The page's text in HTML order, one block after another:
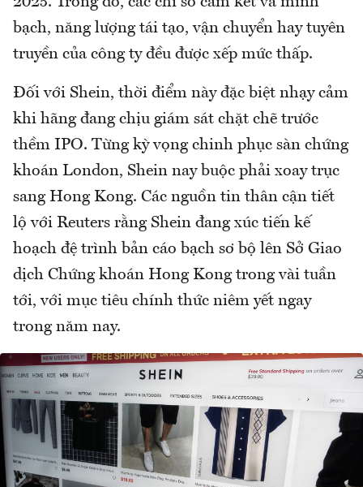
bạch, năng lượng tái tạo, vận chuyển hay tuyên
truyền của công ty đều được xếp mức thấp.
Đối với Shein, thời điểm này đặc biệt nhạy cảm
khi hãng đang chịu giám sát chặt chẽ trước
thềm IPO. Từng kỳ vọng chinh phục sàn chứng
khoán London, Shein nay buộc phải xoay trục
sang Hong Kong. Các nguồn tin thân cận tiết
lộ với Reuters rằng Shein đang xúc tiến kế
hoạch đệ trình bản cáo bạch sơ bộ lên Sở Giao
dịch Chứng khoán Hong Kong trong vài tuần
tới, với mục tiêu chính thức niêm yết ngay
trong năm nay.